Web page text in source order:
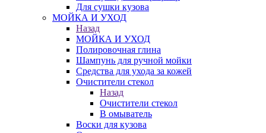
Для сушки кузова
МОЙКА И УХОД
Назад
МОЙКА И УХОД
Полировочная глина
Шампунь для ручной мойки
Средства для ухода за кожей
Очистители стекол
Назад
Очистители стекол
В омыватель
Воски для кузова